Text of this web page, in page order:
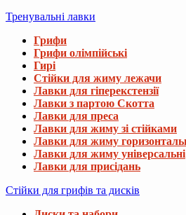
Тренувальні лавки
Грифи
Грифи олімпійські
Гирі
Стійки для жиму лежачи
Лавки для гіперекстензії
Лавки з партою Скотта
Лавки для преса
Лавки для жиму зі стійками
Лавки для жиму
Лавки для жиму універсальні
Лавки для присідань
Стійки для грифів та дисків